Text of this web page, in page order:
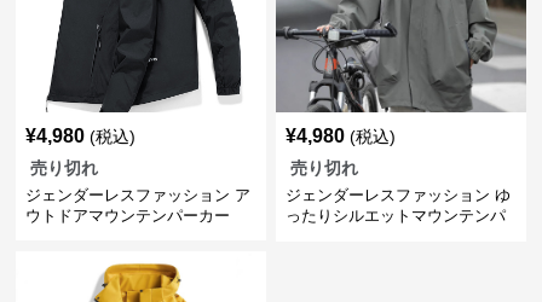
¥4,980 (税込)
売り切れ
ジェンダーレスファッション ア
ウトドアマウンテンパーカー
¥4,980 (税込)
売り切れ
ジェンダーレスファッション ゆ
ったりシルエットマウンテンパ